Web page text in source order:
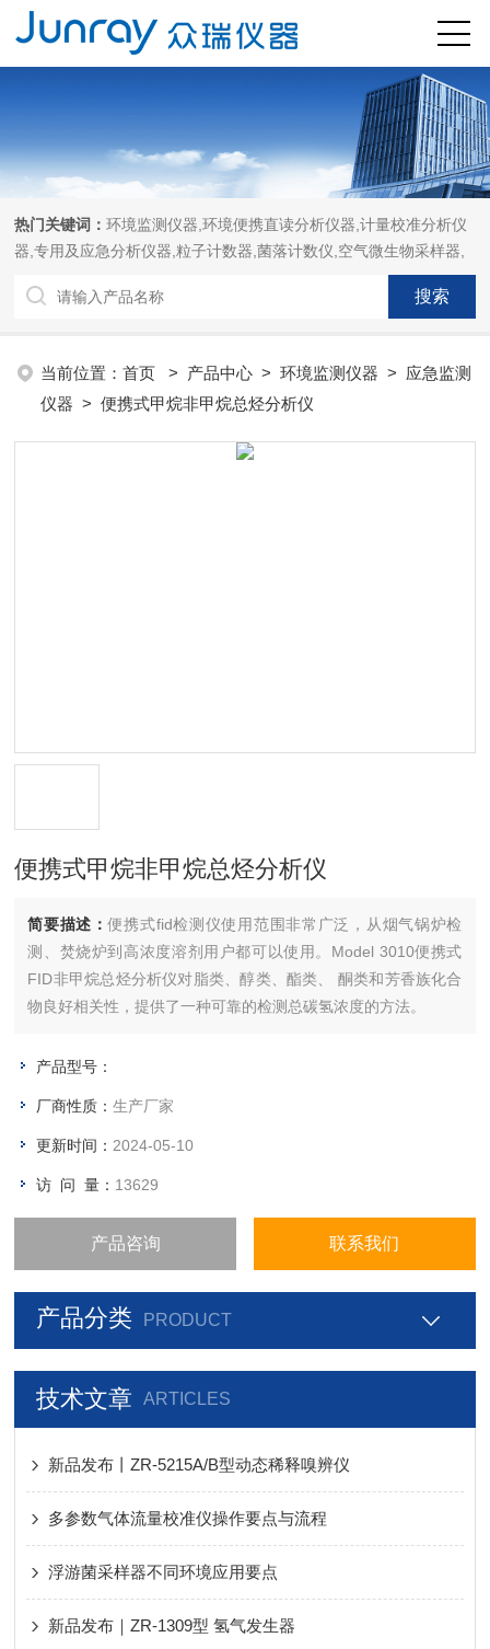
热门关键词：环境监测仪器,环境便携直读分析仪器,计量校准分析仪
器,专用及应急分析仪器,粒子计数器,菌落计数仪,空气微生物采样器,
当前位置：首页 > 产品中心 >环境监测仪器 > 应急监测
仪器 > 便携式甲烷非甲烷总烃分析仪
便携式甲烷非甲烷总烃分析仪
简要描述：便携式fid检测仪使用范围非常广泛，从烟气锅炉检
测、焚烧炉到高浓度溶剂用户都可以使用。Model 3010便携式
FID非甲烷总烃分析仪对脂类、醇类、酯类、 酮类和芳香族化合
物良好相关性，提供了一种可靠的检测总碳氢浓度的方法。
产品型号：
厂商性质：生产厂家
更新时间： 2024-05-10
访 问 量： 13629
产品咨询 联系我们
产品分类 PRODUCT
技术文章 ARTICLES
新品发布丨ZR-5215A/B型动态稀释嗅辨仪
多参数气体流量校准仪操作要点与流程
浮游菌采样器不同环境应用要点
新品发布｜ZR-1309型 氢气发生器